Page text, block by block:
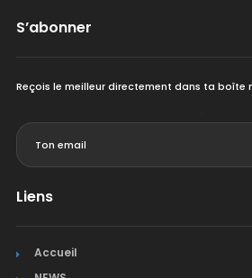
S’abonner
Reçois le meilleur directement dans ta boîte
Liens
Accueil